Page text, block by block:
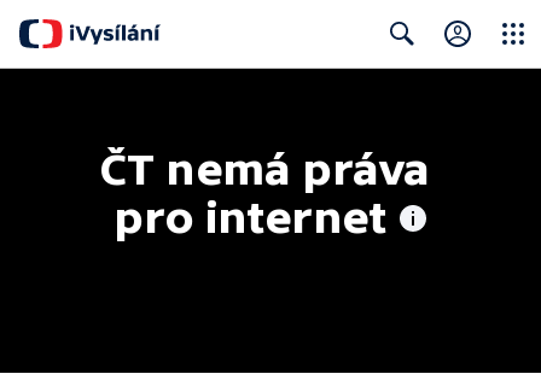
ČT nemá práva
pro internet